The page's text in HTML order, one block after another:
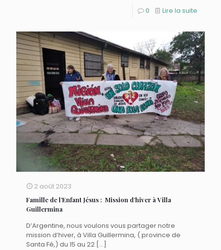
0 Lire la suite
2 août 2023
Famille de l’Enfant Jésus : Mission d’hiver à Villa
Guillermina
D’Argentine, nous voulons vous partager notre
mission d’hiver, à Villa Guillermina, ( province de
Santa Fé,) du 15 au 22 […]